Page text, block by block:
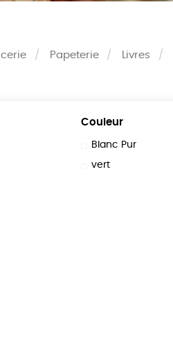
Papeterie Livres
Couleur
Blanc Pur
vert